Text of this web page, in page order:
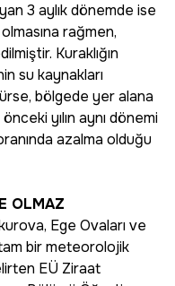
3 aylık dönemde ise
rağmen,
Kuraklığın
su kaynakları
bölgede yer alana
yılın aynı dönemi
azalma olduğu
OLMAZ
Ege Ovaları ve
bir meteorolojik
EÜ Ziraat